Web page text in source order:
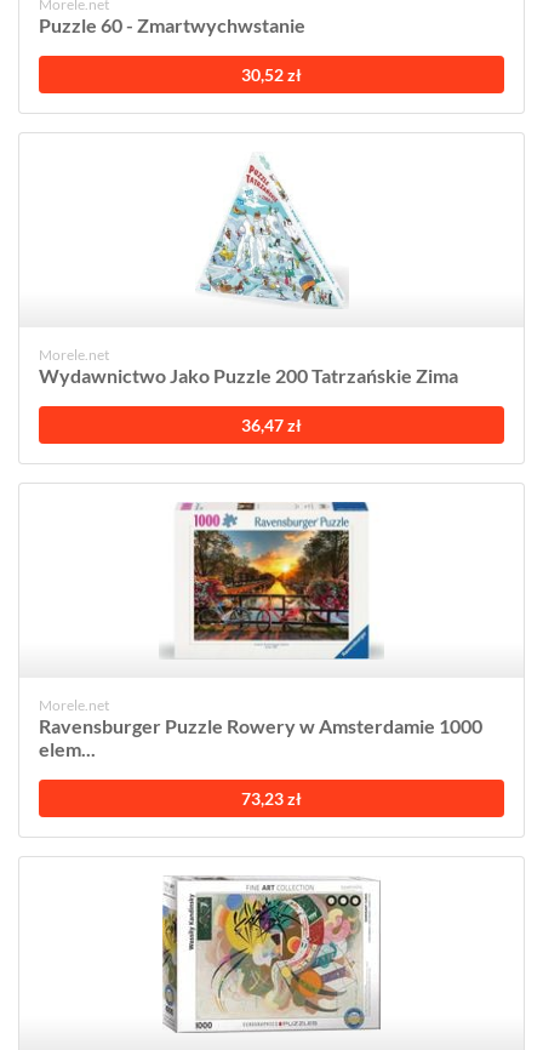
Morele.net
Puzzle 60 - Zmartwychwstanie
30,52 zł
Morele.net
Wydawnictwo Jako Puzzle 200 Tatrzańskie Zima
36,47 zł
Morele.net
Ravensburger Puzzle Rowery w Amsterdamie 1000
elem...
73,23 zł